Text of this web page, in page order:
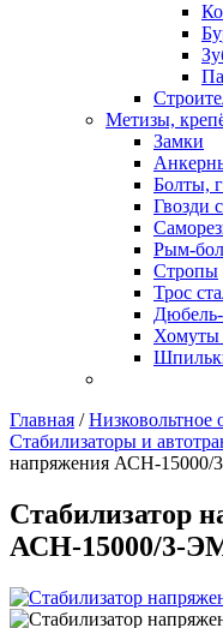
Метизы,
Замки
Болты,
Гвозди
Рым-
Стропы
Трос
Хомуты
Главная /Низковольтное
Стабилизаторы и
напряжения АСН-15000/
Стабилизатор
АСН-15000/3-